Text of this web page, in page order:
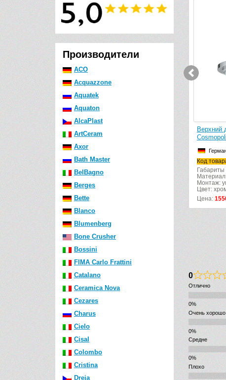
Производители
ACO
Acquazzone
Aquatek
Aquaton
AlcaPlast
ArtCeram
Axor
Bath Master
BelBagno
Berges
Bette
Blanco
Blumenberg
Bone Crusher
Bossini
FIMA Carlo Frattini
Catalano
Ceramica Nova
Cezares
Charus
Cielo
Cisal
Colombo
Cristina
Dreja
Видео
средство GROHE
48166000
Верхний душ Grohe Euphoria
Cosmopolitan 160 28233000
Код товара: 28233000
Габариты (шг): 160x160
Монтаж: универсальный
0
Отлично
Очень хорошо
Средне
Плохо